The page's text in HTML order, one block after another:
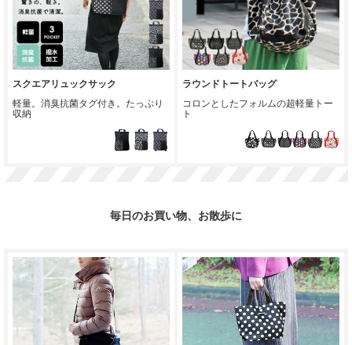
スクエアリュックサック
軽量。消臭抗菌タグ付き。たっぷり
収納
ラウンドトートバッグ
コロンとしたフォルムの超軽量トー
ト
毎日のお買い物、お散歩に